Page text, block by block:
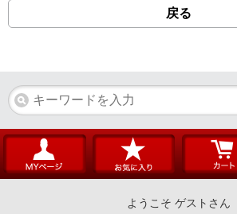
戻る
ようこそ ゲストさん